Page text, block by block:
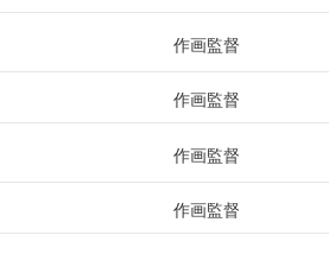
作画監督
作画監督
作画監督
作画監督